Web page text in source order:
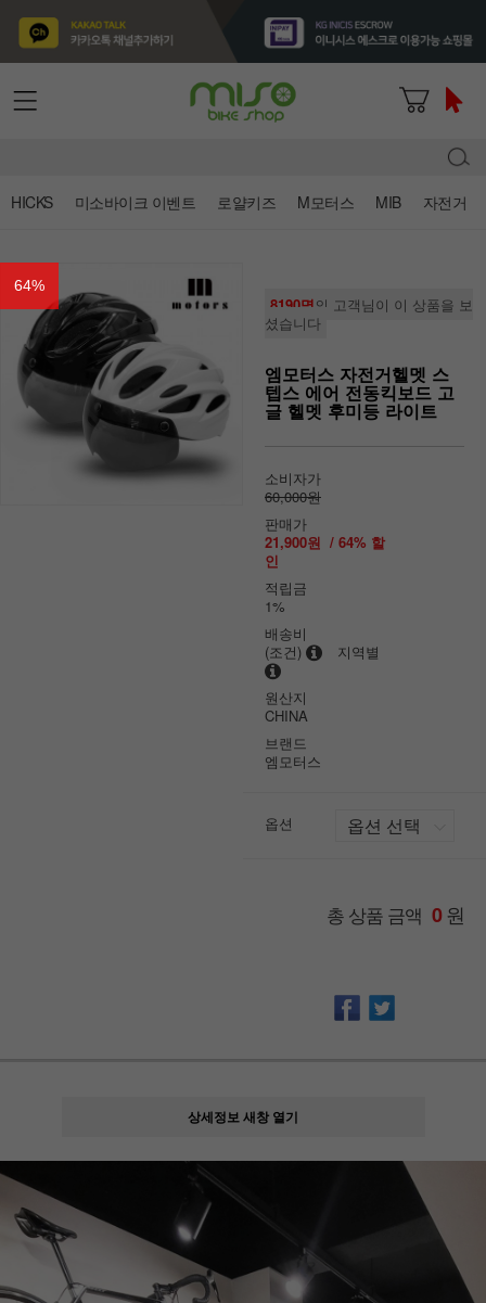
HICKS 미소바이크 이벤트 로얄키즈 M모터스 MIB 자전거
64%
8190명의 고객님이 이 상품을 보
셨습니다
엠모터스 자전거헬멧 스
텝스 에어 전동킥보드 고
글 헬멧 후미등 라이트
소비자가
60,000원
판매가
21,900원 / 64% 할
인
적립금
1%
배송비
(조건)
지역별
원산지
CHINA
브랜드
엠모터스
옵션
총 상품 금액 0원
상세정보 새창 열기